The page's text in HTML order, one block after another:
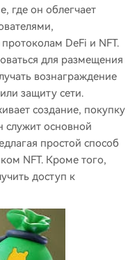
где он облегчает
DeFi и NFT.
для размещения
вознаграждение
защиту сети.
создание, покупку
служит основной
простой способ
NFT. Кроме того,
доступ к